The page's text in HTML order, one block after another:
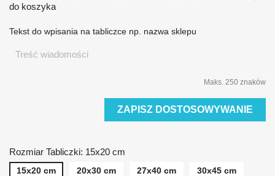
do koszyka
Tekst do wpisania na tabliczce np. nazwa sklepu
Maks. 250 znaków
ZAPISZ DOSTOSOWYWANIE
Rozmiar Tabliczki: 15x20 cm
15x20 cm 20x30 cm 27x40 cm 30x45 cm